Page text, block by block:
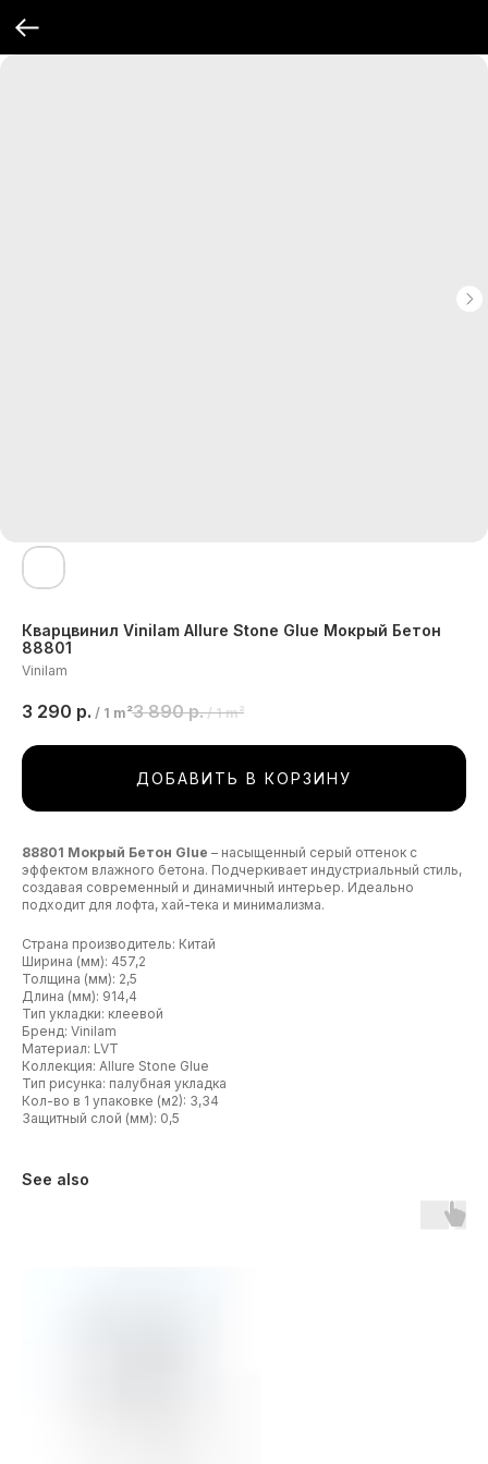
Кварцвинил Vinilam Allure Stone Glue Мокрый Бетон
88801
Vinilam
3 290 р. / 1 m²3 890 р. / 1 m²
ДОБАВИТЬ В КОРЗИНУ
88801 Мокрый Бетон Glue – насыщенный серый оттенок с
эффектом влажного бетона. Подчеркивает индустриальный стиль,
создавая современный и динамичный интерьер. Идеально
подходит для лофта, хай-тека и минимализма.
Страна производитель: Китай
Ширина (мм): 457,2
Толщина (мм): 2,5
Длина (мм): 914,4
Тип укладки: клеевой
Бренд: Vinilam
Материал: LVT
Коллекция: Allure Stone Glue
Тип рисунка: палубная укладка
Кол-во в 1 упаковке (м2): 3,34
Защитный слой (мм): 0,5
See also